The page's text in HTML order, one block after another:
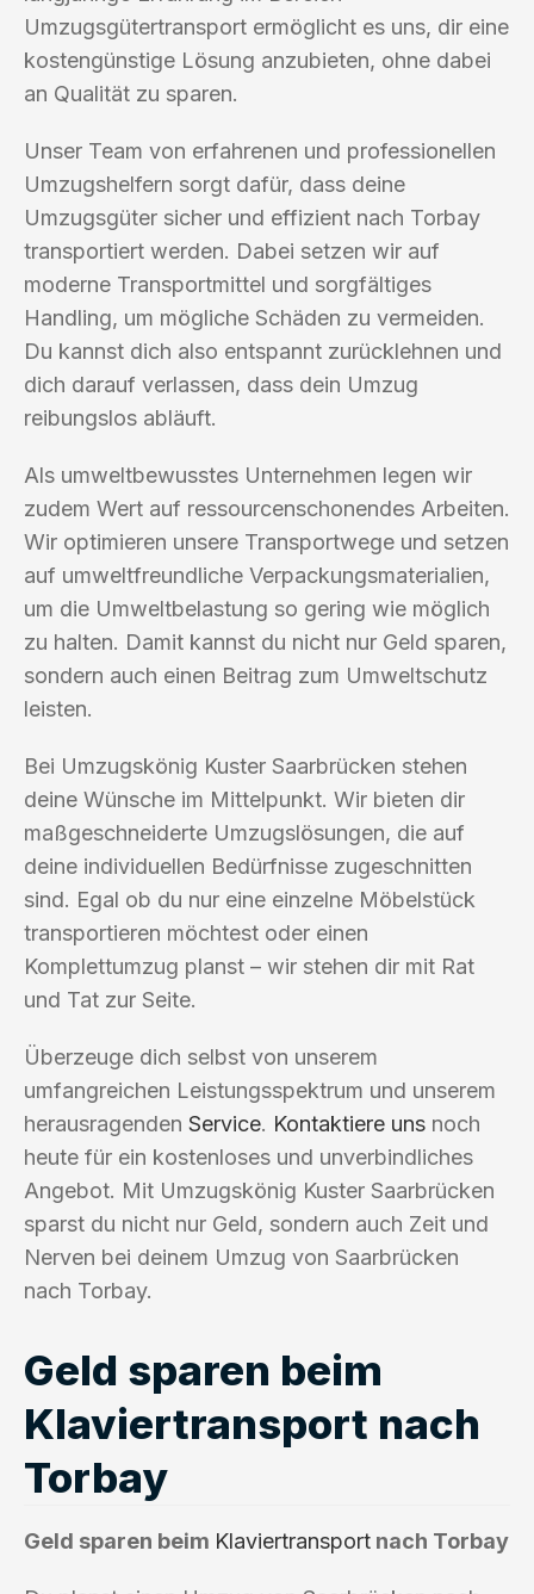
Umzugsgütertransport ermöglicht es uns, dir eine
kostengünstige Lösung anzubieten, ohne dabei
an Qualität zu sparen.
Unser Team von erfahrenen und professionellen
Umzugshelfern sorgt dafür, dass deine
Umzugsgüter sicher und effizient nach Torbay
transportiert werden. Dabei setzen wir auf
moderne Transportmittel und sorgfältiges
Handling, um mögliche Schäden zu vermeiden.
Du kannst dich also entspannt zurücklehnen und
dich darauf verlassen, dass dein Umzug
reibungslos abläuft.
Als umweltbewusstes Unternehmen legen wir
zudem Wert auf ressourcenschonendes Arbeiten.
Wir optimieren unsere Transportwege und setzen
auf umweltfreundliche Verpackungsmaterialien,
um die Umweltbelastung so gering wie möglich
zu halten. Damit kannst du nicht nur Geld sparen,
sondern auch einen Beitrag zum Umweltschutz
leisten.
Bei Umzugskönig Kuster Saarbrücken stehen
deine Wünsche im Mittelpunkt. Wir bieten dir
maßgeschneiderte Umzugslösungen, die auf
deine individuellen Bedürfnisse zugeschnitten
sind. Egal ob du nur eine einzelne Möbelstück
transportieren möchtest oder einen
Komplettumzug planst – wir stehen dir mit Rat
und Tat zur Seite.
Überzeuge dich selbst von unserem
umfangreichen Leistungsspektrum und unserem
herausragenden Service. Kontaktiere uns noch
heute für ein kostenloses und unverbindliches
Angebot. Mit Umzugskönig Kuster Saarbrücken
sparst du nicht nur Geld, sondern auch Zeit und
Nerven bei deinem Umzug von Saarbrücken
nach Torbay.
Geld sparen beim
Klaviertransport nach
Torbay
Geld sparen beim Klaviertransport nach Torbay